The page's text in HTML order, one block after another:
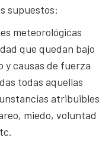
supuestos:
meteorológicas
que quedan bajo
y causas de fuerza
todas aquellas
atribuibles
miedo, voluntad